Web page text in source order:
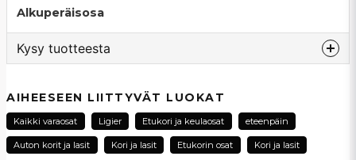
Alkuperäisosa
Kysy tuotteesta
Kysy meiltä tästä tuotteesta...
AIHEESEEN LIITTYVÄT LUOKAT
Kaikki varaosat Ligier Etukori ja keulaosat eteenpäin
Auton korit ja lasit Kori ja lasit Etukorin osat Kori ja lasit